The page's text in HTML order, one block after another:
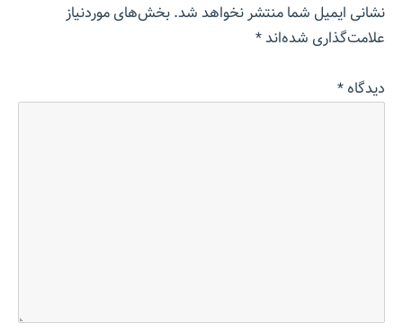
نشانی ایمیل شما منتشر نخواهد شد.بخش‌های موردنیاز
علامت‌گذاری شده‌اند*
دیدگاه*